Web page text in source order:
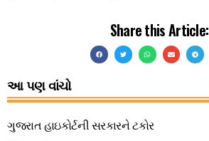
Share this Article:
આ પણ વાંચો
ગુજરાત હાઇકોર્ટની સરકારને ટકોર